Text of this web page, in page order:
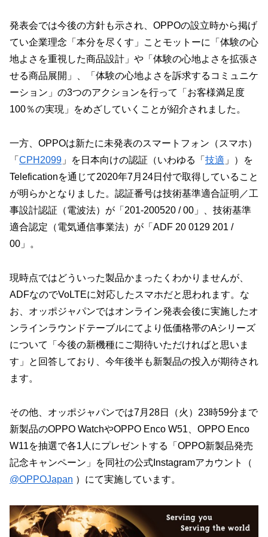
発表会では今後の方針も示され、OPPOの設立時から掲げ
てい企業理念「本分を尽くす」ことモットーに「体験の心
地よさを重視した商品設計」や「体験の心地よさを拡張さ
せる商品展開」、「体験の心地よさを訴求するコミュニケ
ーション」の3つのアクションを行って「お客様満足度
100％の実現」をめざしていくことが紹介されました。
一方、OPPOは新たに未発表のスマートフォン（スマホ）
「 CPH2099 」を日本向けの認証（いわゆる「 技適 」）を
Teleficationを通じて2020年7月24日付で取得していること
が明らかとなりました。認証番号は技術基準適合証明／工
事設計認証（電波法）が「201-200520 / 00」、技術基準
適合認定（電気通信事業法）が「ADF 20 0129 201 /
00」。
現時点ではどういった製品かまったくわかりませんが、
ADFなのでVoLTEに対応したスマホだと思われます。な
お、オッポジャパンではオンライン発表会後に実施したオ
ンラインラウンドテーブルにてより低価格帯のAシリーズ
について「今後の新機種にご期待いただければと思いま
す」と回答しており、今年後半も新製品の投入が期待され
ます。
その他、オッポジャパンでは7月28日（火）23時59分まで
新製品のOPPO WatchやOPPO Enco W51、OPPO Enco
W11を抽選で各1人にプレゼントする「OPPO新製品発売
記念キャンペーン」を同社の公式Instagramアカウント（
@OPPOJapan ）にて実施しています。